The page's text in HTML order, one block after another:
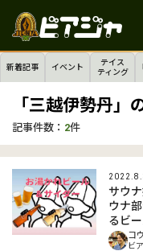
新着記事 イベント
テイス
ティング
「三越伊勢丹」
記事件数： 2件
サウ
ウナ
るビ
コ
ビ